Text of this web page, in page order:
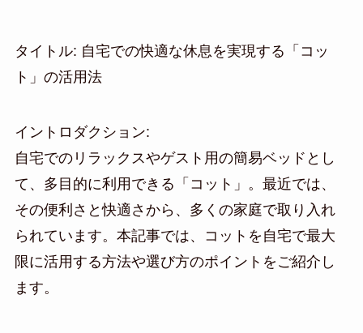
タイトル: 自宅での快適な休息を実現する「コッ
ト」の活用法
イントロダクション:
自宅でのリラックスやゲスト用の簡易ベッドとし
て、多目的に利用できる「コット」。最近では、
その便利さと快適さから、多くの家庭で取り入れ
られています。本記事では、コットを自宅で最大
限に活用する方法や選び方のポイントをご紹介し
ます。